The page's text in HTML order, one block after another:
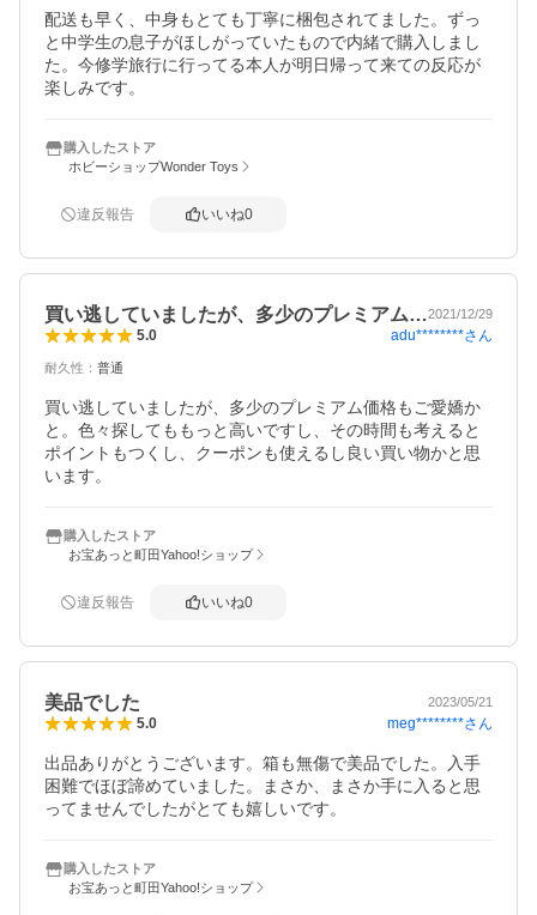
配送も早く、中身もとても丁寧に梱包されてました。ずっ
と中学生の息子がほしがっていたもので内緒で購入しまし
た。今修学旅行に行ってる本人が明日帰って来ての反応が
楽しみです。
購入したストア
ホビーショップWonder Toys
違反報告 いいね0
買い逃していましたが、多少のプレミアム…2021/12/29
5.0 adu********さん
耐久性 ： 普通
買い逃していましたが、多少のプレミアム価格もご愛嬌か
と。色々探してももっと高いですし、その時間も考えると
ポイントもつくし、クーポンも使えるし良い買い物かと思
います。
購入したストア
お宝あっと町田Yahoo!ショップ
違反報告 いいね0
美品でした 2023/05/21
5.0 meg********さん
出品ありがとうございます。箱も無傷で美品でした。入手
困難でほぼ諦めていました。まさか、まさか手に入ると思
ってませんでしたがとても嬉しいです。
購入したストア
お宝あっと町田Yahoo!ショップ